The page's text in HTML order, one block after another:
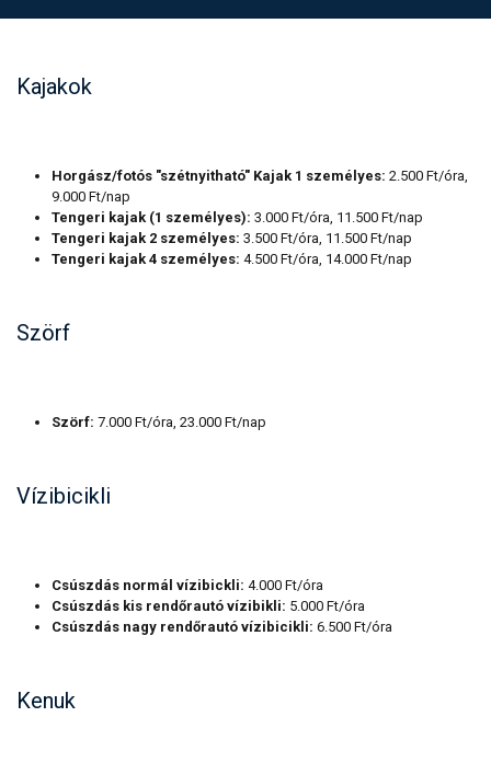
Kajakok
Horgász/fotós "szétnyitható" Kajak 1 személyes: 2.500 Ft/óra,
9.000 Ft/nap
Tengeri kajak (1 személyes): 3.000 Ft/óra, 11.500 Ft/nap
Tengeri kajak 2 személyes: 3.500 Ft/óra, 11.500 Ft/nap
Tengeri kajak 4 személyes: 4.500 Ft/óra, 14.000 Ft/nap
Szörf
Szörf: 7.000 Ft/óra, 23.000 Ft/nap
Vízibicikli
Csúszdás normál vízibickli: 4.000 Ft/óra
Csúszdás kis rendőrautó vízibikli: 5.000 Ft/óra
Csúszdás nagy rendőrautó vízibicikli: 6.500 Ft/óra
Kenuk